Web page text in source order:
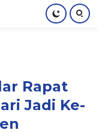
Rapat
Jadi Ke-